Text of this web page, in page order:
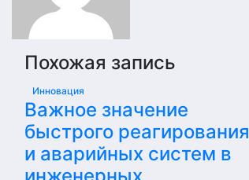
Похожая запись
Инновация
Важное значение
быстрого реагирования
и аварийных систем в